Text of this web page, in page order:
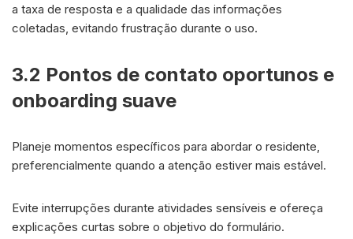
a taxa de resposta e a qualidade das informações
coletadas, evitando frustração durante o uso.
3.2 Pontos de contato oportunos e
onboarding suave
Planeje momentos específicos para abordar o residente,
preferencialmente quando a atenção estiver mais estável.
Evite interrupções durante atividades sensíveis e ofereça
explicações curtas sobre o objetivo do formulário.